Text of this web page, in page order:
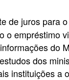
de juros para o
o empréstimo
do
dos
instituições a